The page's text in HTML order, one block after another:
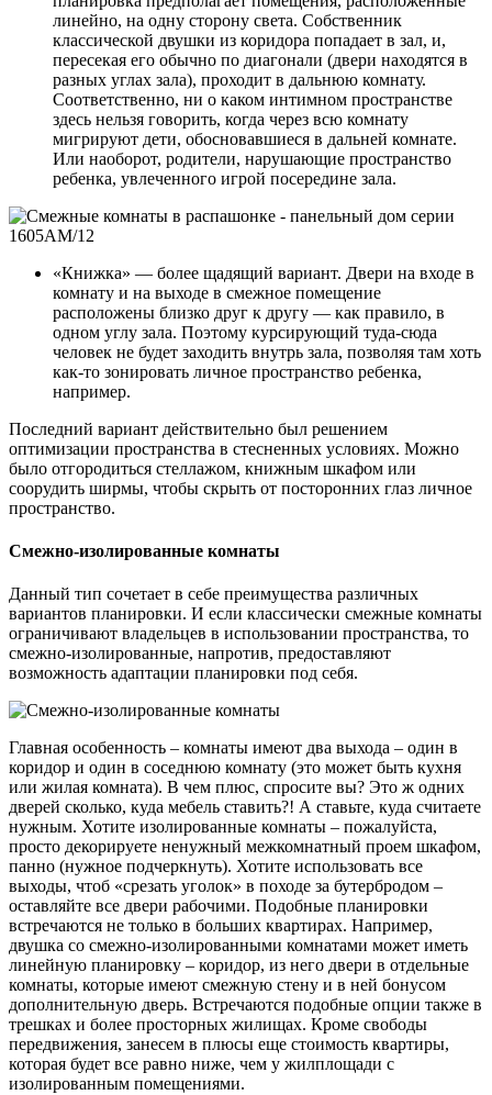
линейно, на одну сторону света. Собственник
классической двушки из коридора попадает в зал, и,
пересекая его обычно по диагонали (двери находятся в
разных углах зала), проходит в дальнюю комнату.
Соответственно, ни о каком интимном пространстве
здесь нельзя говорить, когда через всю комнату
мигрируют дети, обосновавшиеся в дальней комнате.
Или наоборот, родители, нарушающие пространство
ребенка, увлеченного игрой посередине зала.
«Книжка» — более щадящий вариант. Двери на входе в
комнату и на выходе в смежное помещение
расположены близко друг к другу — как правило, в
одном углу зала. Поэтому курсирующий туда-сюда
человек не будет заходить внутрь зала, позволяя там хоть
как-то зонировать личное пространство ребенка,
например.
Последний вариант действительно был решением
оптимизации пространства в стесненных условиях. Можно
было отгородиться стеллажом, книжным шкафом или
соорудить ширмы, чтобы скрыть от посторонних глаз личное
пространство.
Смежно-изолированные комнаты
Данный тип сочетает в себе преимущества различных
вариантов планировки. И если классически смежные комнаты
ограничивают владельцев в использовании пространства, то
смежно-изолированные, напротив, предоставляют
возможность адаптации планировки под себя.
Главная особенность – комнаты имеют два выхода – один в
коридор и один в соседнюю комнату (это может быть кухня
или жилая комната). В чем плюс, спросите вы? Это ж одних
дверей сколько, куда мебель ставить?! А ставьте, куда считаете
нужным. Хотите изолированные комнаты – пожалуйста,
просто декорируете ненужный межкомнатный проем шкафом,
панно (нужное подчеркнуть). Хотите использовать все
выходы, чтоб «срезать уголок» в походе за бутербродом –
оставляйте все двери рабочими. Подобные планировки
встречаются не только в больших квартирах. Например,
двушка со смежно-изолированными комнатами может иметь
линейную планировку – коридор, из него двери в отдельные
комнаты, которые имеют смежную стену и в ней бонусом
дополнительную дверь. Встречаются подобные опции также в
трешках и более просторных жилищах. Кроме свободы
передвижения, занесем в плюсы еще стоимость квартиры,
которая будет все равно ниже, чем у жилплощади с
изолированным помещениями.